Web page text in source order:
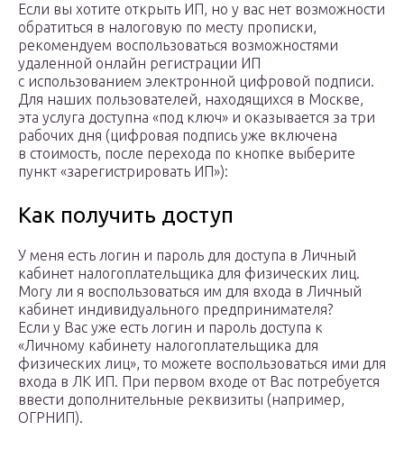
Если вы хотите открыть ИП, но у вас нет возможности
обратиться в налоговую по месту прописки,
рекомендуем воспользоваться возможностями
удаленной онлайн регистрации ИП
с использованием электронной цифровой подписи.
Для наших пользователей, находящихся в Москве,
эта услуга доступна «под ключ» и оказывается за три
рабочих дня (цифровая подпись уже включена
в стоимость, после перехода по кнопке выберите
пункт «зарегистрировать ИП»):
Как получить доступ
У меня есть логин и пароль для доступа в Личный
кабинет налогоплательщика для физических лиц.
Могу ли я воспользоваться им для входа в Личный
кабинет индивидуального предпринимателя?
Если у Вас уже есть логин и пароль доступа к
«Личному кабинету налогоплательщика для
физических лиц», то можете воспользоваться ими для
входа в ЛК ИП. При первом входе от Вас потребуется
ввести дополнительные реквизиты (например,
ОГРНИП).